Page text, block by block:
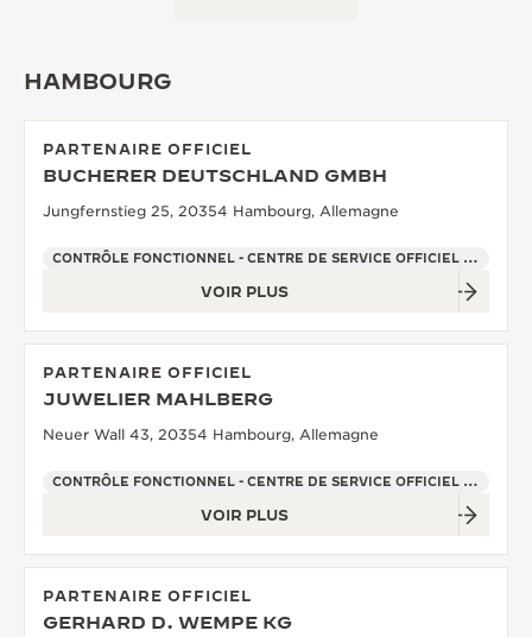
HAMBOURG
PARTENAIRE OFFICIEL
BUCHERER DEUTSCHLAND GMBH
Jungfernstieg 25, 20354 Hambourg, Allemagne
CONTRÔLE FONCTIONNEL - CENTRE DE SERVICE OFFICIEL - POINT DE VENTE
VOIR PLUS
PARTENAIRE OFFICIEL
JUWELIER MAHLBERG
Neuer Wall 43, 20354 Hambourg, Allemagne
CONTRÔLE FONCTIONNEL - CENTRE DE SERVICE OFFICIEL - POINT DE VENTE
VOIR PLUS
PARTENAIRE OFFICIEL
GERHARD D. WEMPE KG